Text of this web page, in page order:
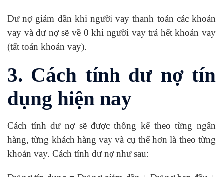
Dư nợ giảm dần khi người vay thanh toán các khoản
vay và dư nợ sẽ về 0 khi người vay trả hết khoản vay
(tất toán khoản vay).
3. Cách tính dư nợ tín
dụng hiện nay
Cách tính dư nợ sẽ được thống kế theo từng ngân
hàng, từng khách hàng vay và cụ thể hơn là theo từng
khoản vay. Cách tính dư nợ như sau: